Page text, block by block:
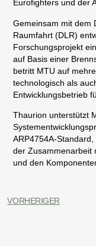
Eurofighters und der
Gemeinsam mit dem
Raumfahrt (DLR)
Forschungsprojekt
auf Basis einer
betritt MTU auf
technologisch als
Entwicklungsbetrieb
Thaurion unterstützt
ARP4754A-
der Zusammenarbeit
und den
VORHERIGER